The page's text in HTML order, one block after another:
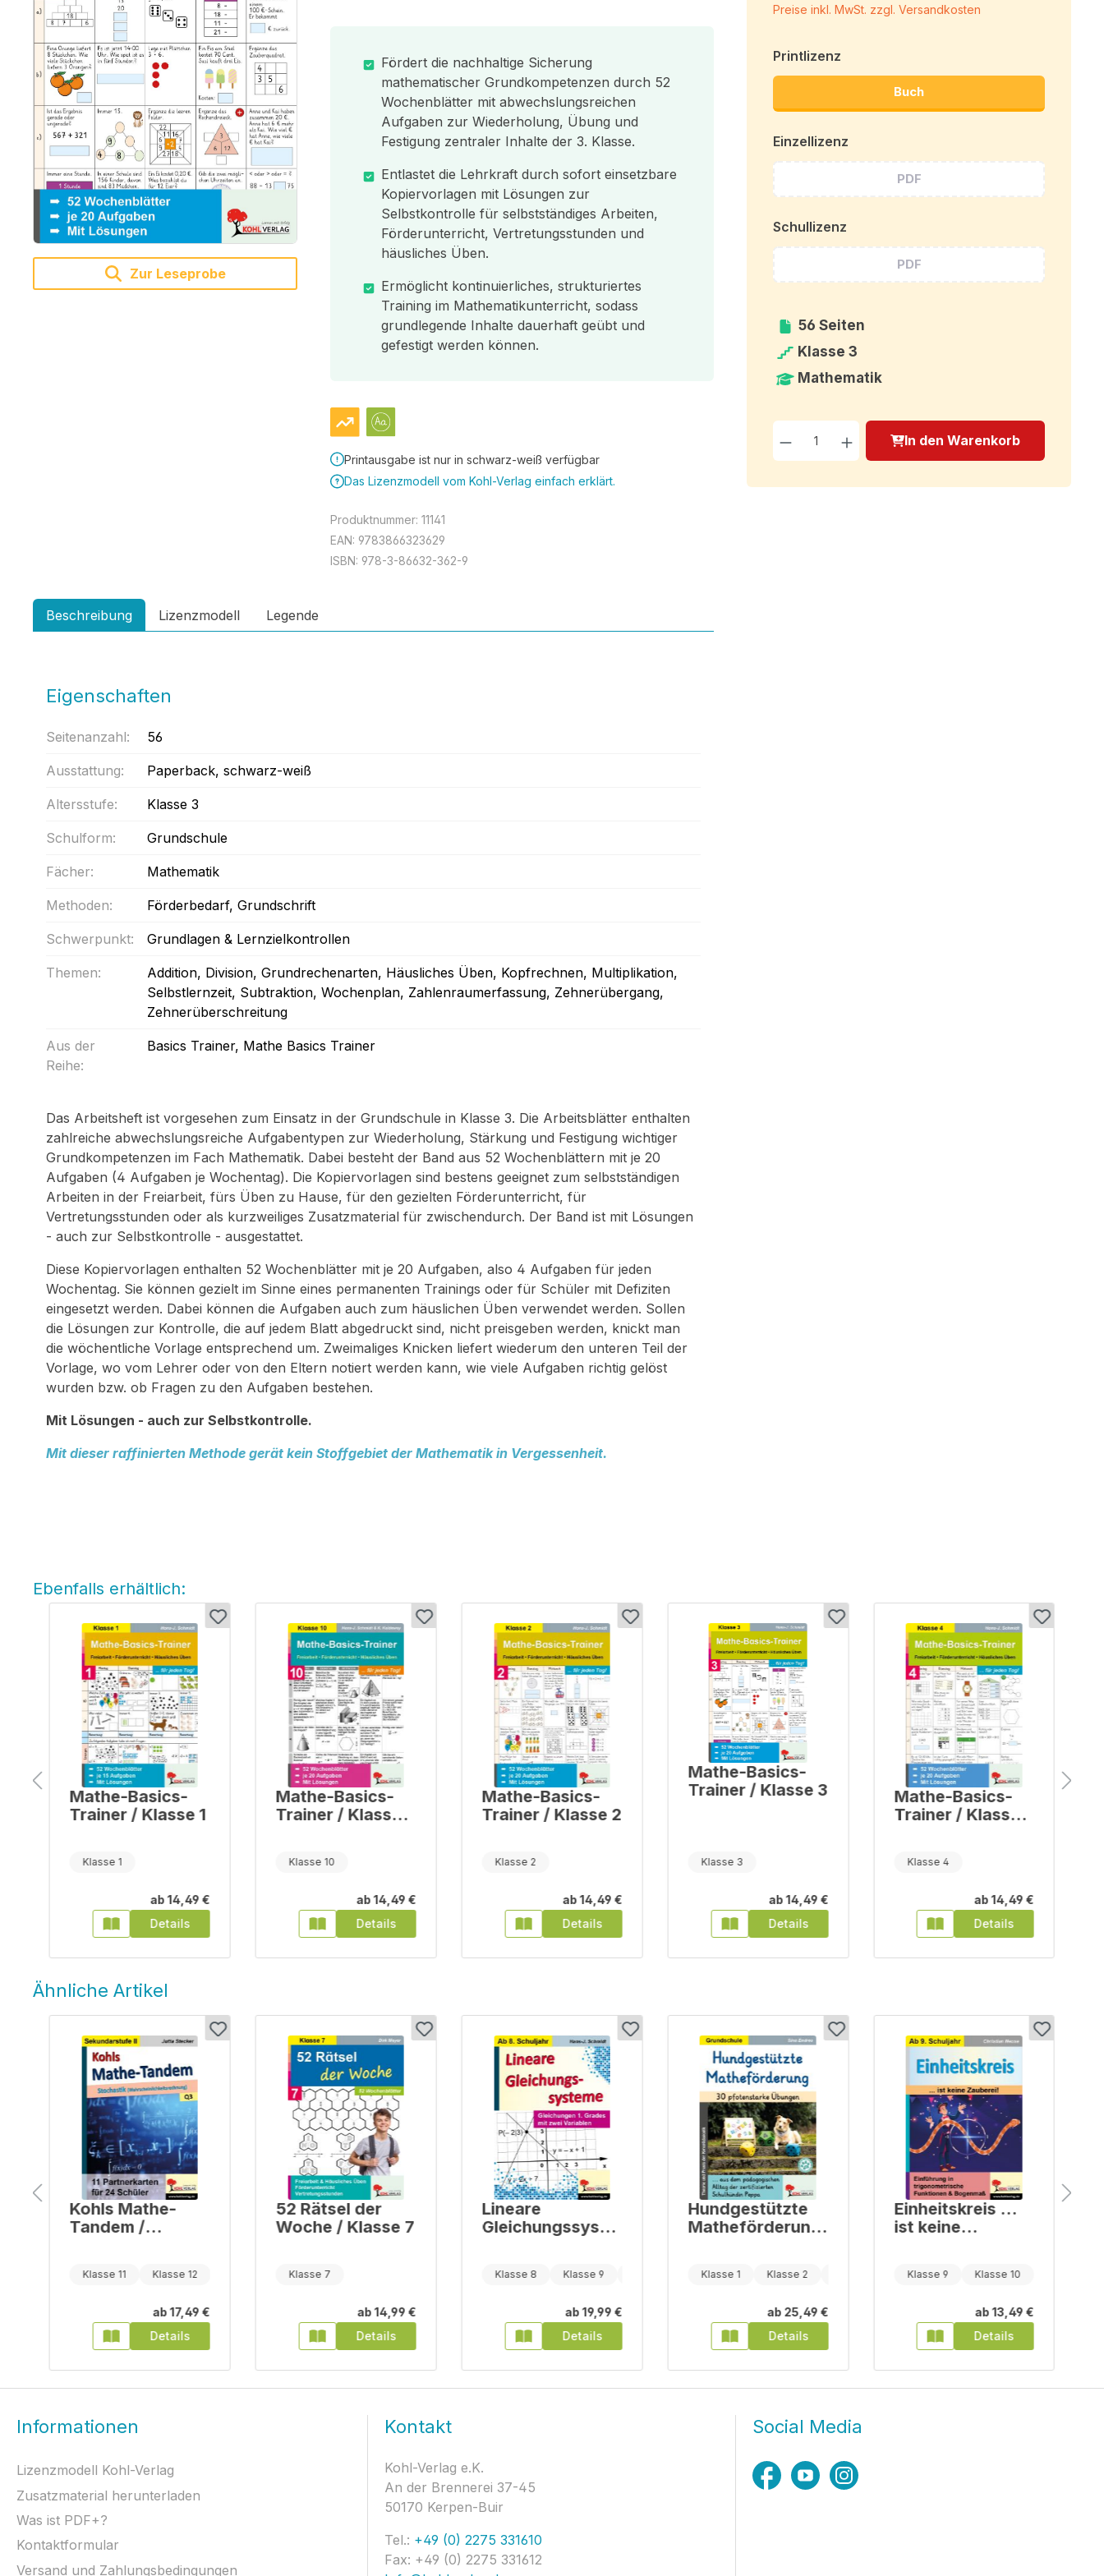
Zur Leseprobe
Fördert die nachhaltige Sicherung
mathematischer Grundkompetenzen durch 52
Wochenblätter mit abwechslungsreichen
Aufgaben zur Wiederholung, Übung und
Festigung zentraler Inhalte der 3. Klasse.
Entlastet die Lehrkraft durch sofort einsetzbare
Kopiervorlagen mit Lösungen zur
Selbstkontrolle für selbstständiges Arbeiten,
Förderunterricht, Vertretungsstunden und
häusliches Üben.
Ermöglicht kontinuierliches, strukturiertes
Training im Mathematikunterricht, sodass
grundlegende Inhalte dauerhaft geübt und
gefestigt werden können.
Printausgabe ist nur in schwarz-weiß verfügbar
Das Lizenzmodell vom Kohl-Verlag einfach erklärt.
Produktnummer:11141
EAN: 9783866323629
ISBN: 978-3-86632-362-9
Beschreibung Lizenzmodell Legende
Eigenschaften
Seitenanzahl: 56
Ausstattung: Paperback, schwarz-weiß
Altersstufe: Klasse 3
Schulform: Grundschule
Fächer: Mathematik
Methoden: Förderbedarf, Grundschrift
Schwerpunkt: Grundlagen & Lernzielkontrollen
Themen: Addition, Division, Grundrechenarten, Häusliches Üben, Kopfrechnen, Multiplikation,
Selbstlernzeit, Subtraktion, Wochenplan, Zahlenraumerfassung, Zehnerübergang,
Zehnerüberschreitung
Aus der
Reihe:
Basics Trainer, Mathe Basics Trainer
Das Arbeitsheft ist vorgesehen zum Einsatz in der Grundschule in Klasse 3. Die Arbeitsblätter enthalten
zahlreiche abwechslungsreiche Aufgabentypen zur Wiederholung, Stärkung und Festigung wichtiger
Grundkompetenzen im Fach Mathematik. Dabei besteht der Band aus 52 Wochenblättern mit je 20
Aufgaben (4 Aufgaben je Wochentag). Die Kopiervorlagen sind bestens geeignet zum selbstständigen
Arbeiten in der Freiarbeit, fürs Üben zu Hause, für den gezielten Förderunterricht, für
Vertretungsstunden oder als kurzweiliges Zusatzmaterial für zwischendurch. Der Band ist mit Lösungen
- auch zur Selbstkontrolle - ausgestattet.
Diese Kopiervorlagen enthalten 52 Wochenblätter mit je 20 Aufgaben, also 4 Aufgaben für jeden
Wochentag. Sie können gezielt im Sinne eines permanenten Trainings oder für Schüler mit Defiziten
eingesetzt werden. Dabei können die Aufgaben auch zum häuslichen Üben verwendet werden. Sollen
die Lösungen zur Kontrolle, die auf jedem Blatt abgedruckt sind, nicht preisgeben werden, knickt man
die wöchentliche Vorlage entsprechend um. Zweimaliges Knicken liefert wiederum den unteren Teil der
Vorlage, wo vom Lehrer oder von den Eltern notiert werden kann, wie viele Aufgaben richtig gelöst
wurden bzw. ob Fragen zu den Aufgaben bestehen.
Mit Lösungen - auch zur Selbstkontrolle.
Mit dieser raffinierten Methode gerät kein Stoffgebiet der Mathematik in Vergessenheit.
Preise inkl. MwSt. zzgl. Versandkosten
Printlizenz
Buch
Einzellizenz
PDF
Schullizenz
PDF
56 Seiten
Klasse 3
Mathematik
Produkt Anzahl: Gib
In den Warenkorb
Ebenfalls erhältlich:
Mathe-Basics-
Trainer / Klasse 1
Klasse 1
ab14,49 €
Details
Mathe-Basics-
Trainer / Klasse
Klasse 10
ab14,49 €
Details
Mathe-Basics-
Trainer / Klasse 2
Klasse 2
ab14,49 €
Details
Mathe-Basics-
Trainer / Klasse 3
Klasse 3
ab14,49 €
Details
Mathe-Basics-
Trainer / Klasse
Klasse 4
ab14,49 €
Details
Ähnliche Artikel
Kohls Mathe-
Tandem /
Klasse 11 Klasse 12
ab17,49 €
Details
52 Rätsel der
Woche / Klasse 7
Klasse 7
ab14,99 €
Details
Lineare
Gleichungssyste
Klasse 8 Klasse 9
ab19,99 €
Details
Hundgestützte
Matheförderung
Übungen
Klasse 1 Klasse 2
ab 25,49 €
Details
Einheitskreis ...
ist keine
Klasse 9 Klasse 10
ab13,49 €
Details
Informationen
Lizenzmodell Kohl-Verlag
Zusatzmaterial herunterladen
Was ist PDF+?
Kontaktformular
Versand und Zahlungsbedingungen
Kontakt
Kohl-Verlag e.K.
An der Brennerei 37-45
50170 Kerpen-Buir
Tel.: +49 (0) 2275 331610
Fax: +49 (0) 2275 331612
Social Media